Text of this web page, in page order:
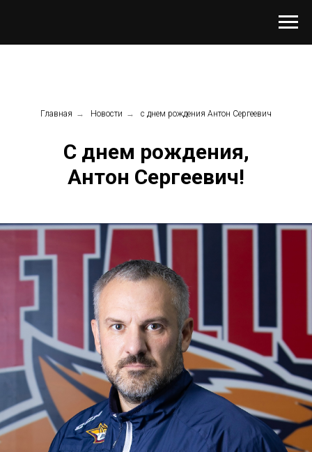
Главная → Новости → с днем рождения Антон Сергеевич
С днем рождения,
Антон Сергеевич!